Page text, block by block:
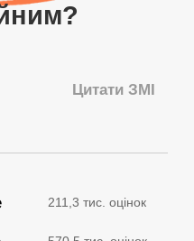
Цитати ЗМІ
211,3 тис. оцінок